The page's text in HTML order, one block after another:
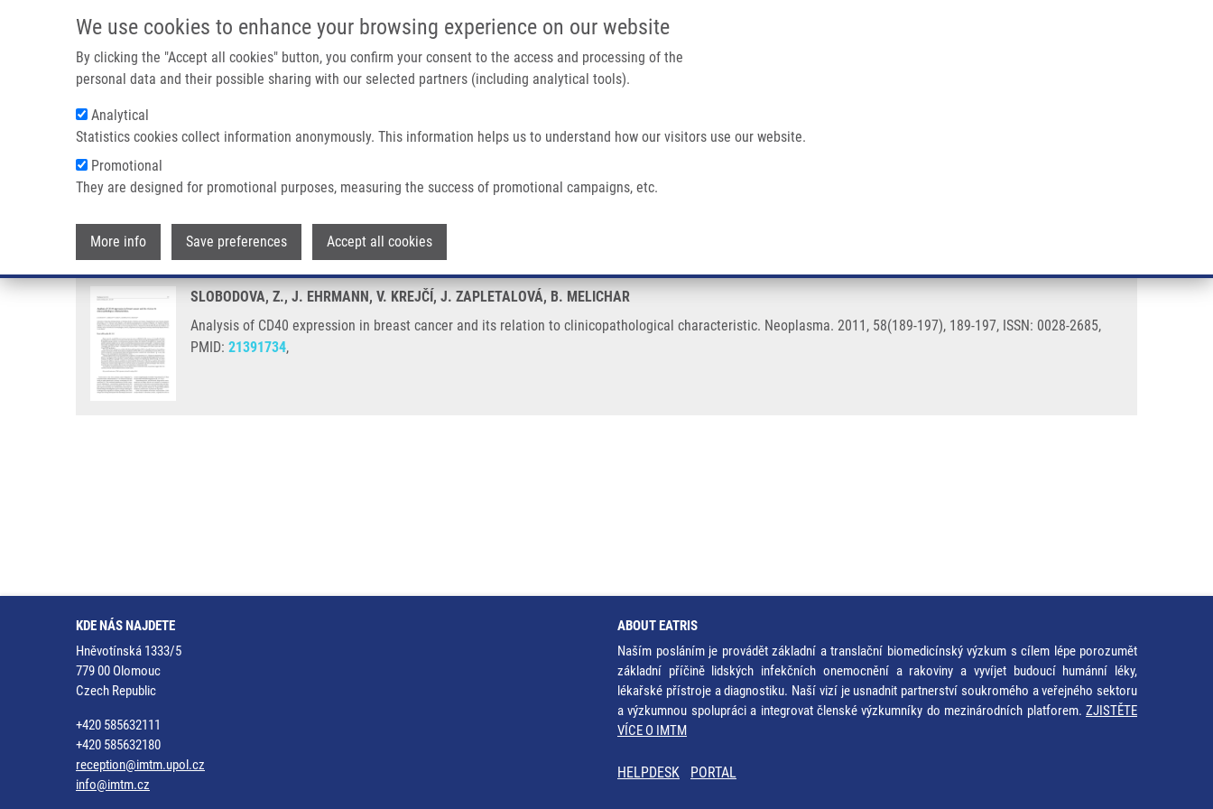
We use cookies to enhance your browsing experience on our website
By clicking the "Accept all cookies" button, you confirm your consent to the access and processing of the
personal data and their possible sharing with our selected partners (including analytical tools).
Analytical
Statistics cookies collect information anonymously. This information helps us to understand how our visitors use our website.
Promotional
They are designed for promotional purposes, measuring the success of promotional campaigns, etc.
More info Save preferences Accept all cookies
IMTM PORTÁL
Main navigation
Drobečková navigace
Domů Analysis Of CD40 Expression In Breast Cancer And Its Relation To Clinicopathological Characteristic
Analysis of CD40 expression in breast cancer and its relation to clinicopathological characteristic
SLOBODOVA, Z., J. EHRMANN, V. KREJČÍ, J. ZAPLETALOVÁ, B. MELICHAR
Analysis of CD40 expression in breast cancer and its relation to clinicopathological characteristic. Neoplasma. 2011, 58(189-197), 189-197, ISSN: 0028-2685,
PMID: 21391734,
KDE NÁS NAJDETE
Hněvotínská 1333/5
779 00 Olomouc
Czech Republic
+420 585632111
+420 585632180
reception@imtm.upol.cz
info@imtm.cz
ABOUT EATRIS
Naším posláním je provádět základní a translační biomedicínský výzkum s cílem lépe porozumět
základní příčině lidských infekčních onemocnění a rakoviny a vyvíjet budoucí humánní léky,
lékařské přístroje a diagnostiku. Naší vizí je usnadnit partnerství soukromého a veřejného sektoru
a výzkumnou spolupráci a integrovat členské výzkumníky do mezinárodních platforem. ZJISTĚTE
VÍCE O IMTM
HELPDESK PORTAL